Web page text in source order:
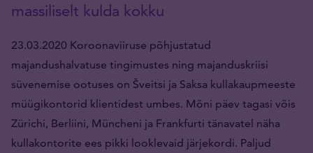
massiliselt kulda kokku
23.03.2020 Koroonaviiruse põhjustatud
majandushalvatuse tingimustes ning majanduskriisi
süvenemise ootuses on Šveitsi ja Saksa kullakaupmeeste
müügikontorid klientidest umbes. Mõni päev tagasi võis
Zürichi, Berliini, Müncheni ja Frankfurti tänavatel näha
kullakontorite ees pikki looklevaid järjekordi. Paljud